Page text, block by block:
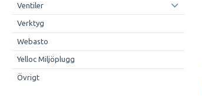
Ventiler
Verktyg
Webasto
Yelloc Miljöplugg
Övrigt